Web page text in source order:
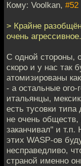
Кому: Voolkan, #52
> Крайне
очень агрессивное.
С одной стороны,
скоро и у нас так
атомизированы
- а остальные ого-
итальянцы,
есть тусовки
не очень обществ,
заканчивал" и т.п.
этих WASP-ов
несправедливо,
страной именно